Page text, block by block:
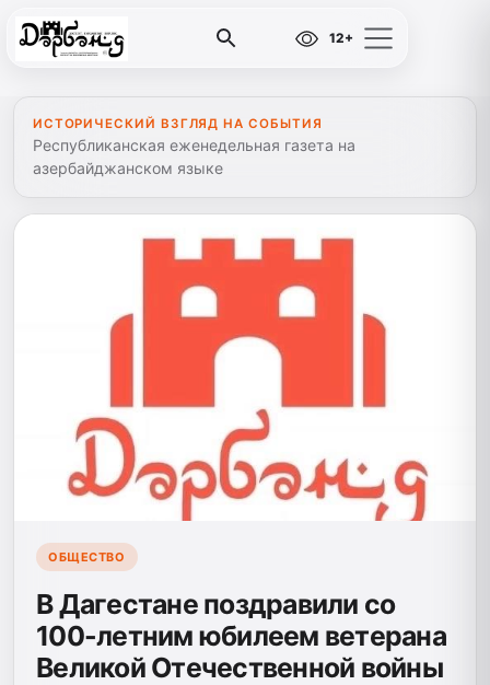
12+
ИСТОРИЧЕСКИЙ ВЗГЛЯД НА СОБЫТИЯ
Республиканская еженедельная газета на
азербайджанском языке
ОБЩЕСТВО
В Дагестане поздравили со
100-летним юбилеем ветерана
Великой Отечественной войны